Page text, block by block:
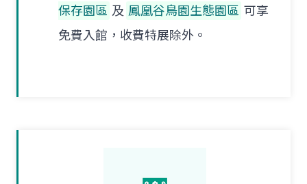
保存園區 及 鳳凰谷鳥園生態園區 可享
免費入館，收費特展除外。